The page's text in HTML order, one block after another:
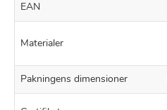
EAN
Materialer
Pakningens dimensioner